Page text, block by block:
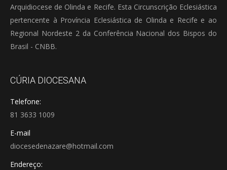
Arquidiocese de Olinda e Recife. Esta Circunscrição Eclesiástica
pertencente à Província Eclesiástica de Olinda e Recife e ao
Regional Nordeste 2 da Conferência Nacional dos Bispos do
Brasil - CNBB.
CÚRIA DIOCESANA
Telefone:
81 3633 1009
E-mail
diocesedenazare@hotmail.com
Endereço: